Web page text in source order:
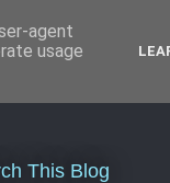
This Blog
agent
usage